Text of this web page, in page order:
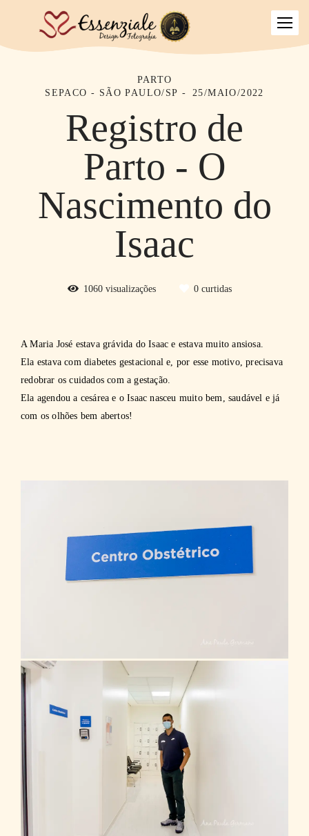
PARTO
SEPACO - SÃO PAULO/SP
25/MAIO/2022
Registro de
Parto - O
Nascimento do
Isaac
1060visualizações 0curtidas
A Maria José estava grávida do Isaac e estava muito ansiosa.
Ela estava com diabetes gestacional e, por esse motivo, precisava
redobrar os cuidados com a gestação.
Ela agendou a cesárea e o Isaac nasceu muito bem, saudável e já
com os olhões bem abertos!